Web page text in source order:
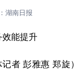
湖南日报
能提升
者 彭雅惠 郑旋）